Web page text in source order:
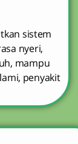
sistem
nyeri,
mampu
penyakit